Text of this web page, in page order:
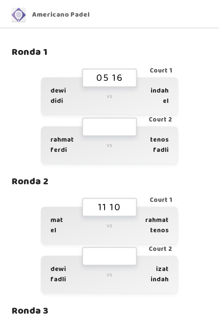
Americano Padel
Ronda 1
Court 1
05 16
dewi
didi
vs
indah
el
Court 2
rahmat
ferdi
vs
tenos
fadli
Ronda 2
Court 1
11 10
mat
el
vs
rahmat
tenos
Court 2
dewi
fadli
vs
izat
indah
Ronda 3